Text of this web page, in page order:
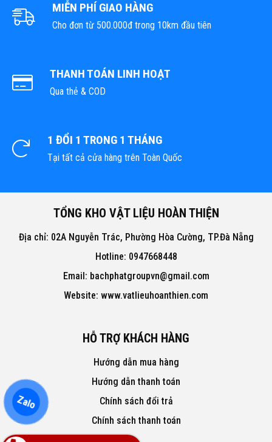
MIỄN PHÍ GIAO HÀNG
Cho đơn từ 500.000đ trong 10km đầu tiên
THANH TOÁN LINH HOẠT
Qua thẻ & COD
1 ĐỔI 1 TRONG 1 THÁNG
Tại tất cả cửa hàng trên Toàn Quốc
TỔNG KHO VẬT LIỆU HOÀN THIỆN
Địa chỉ: 02A Nguyễn Trác, Phường Hòa Cường, TP.Đà Nẵng
Hotline: 0947668448
Email: bachphatgroupvn@gmail.com
Website: www.vatlieuhoanthien.com
HỖ TRỢ KHÁCH HÀNG
Hướng dẫn mua hàng
Hướng dẫn thanh toán
Chính sách đổi trả
Chính sách thanh toán
Zalo